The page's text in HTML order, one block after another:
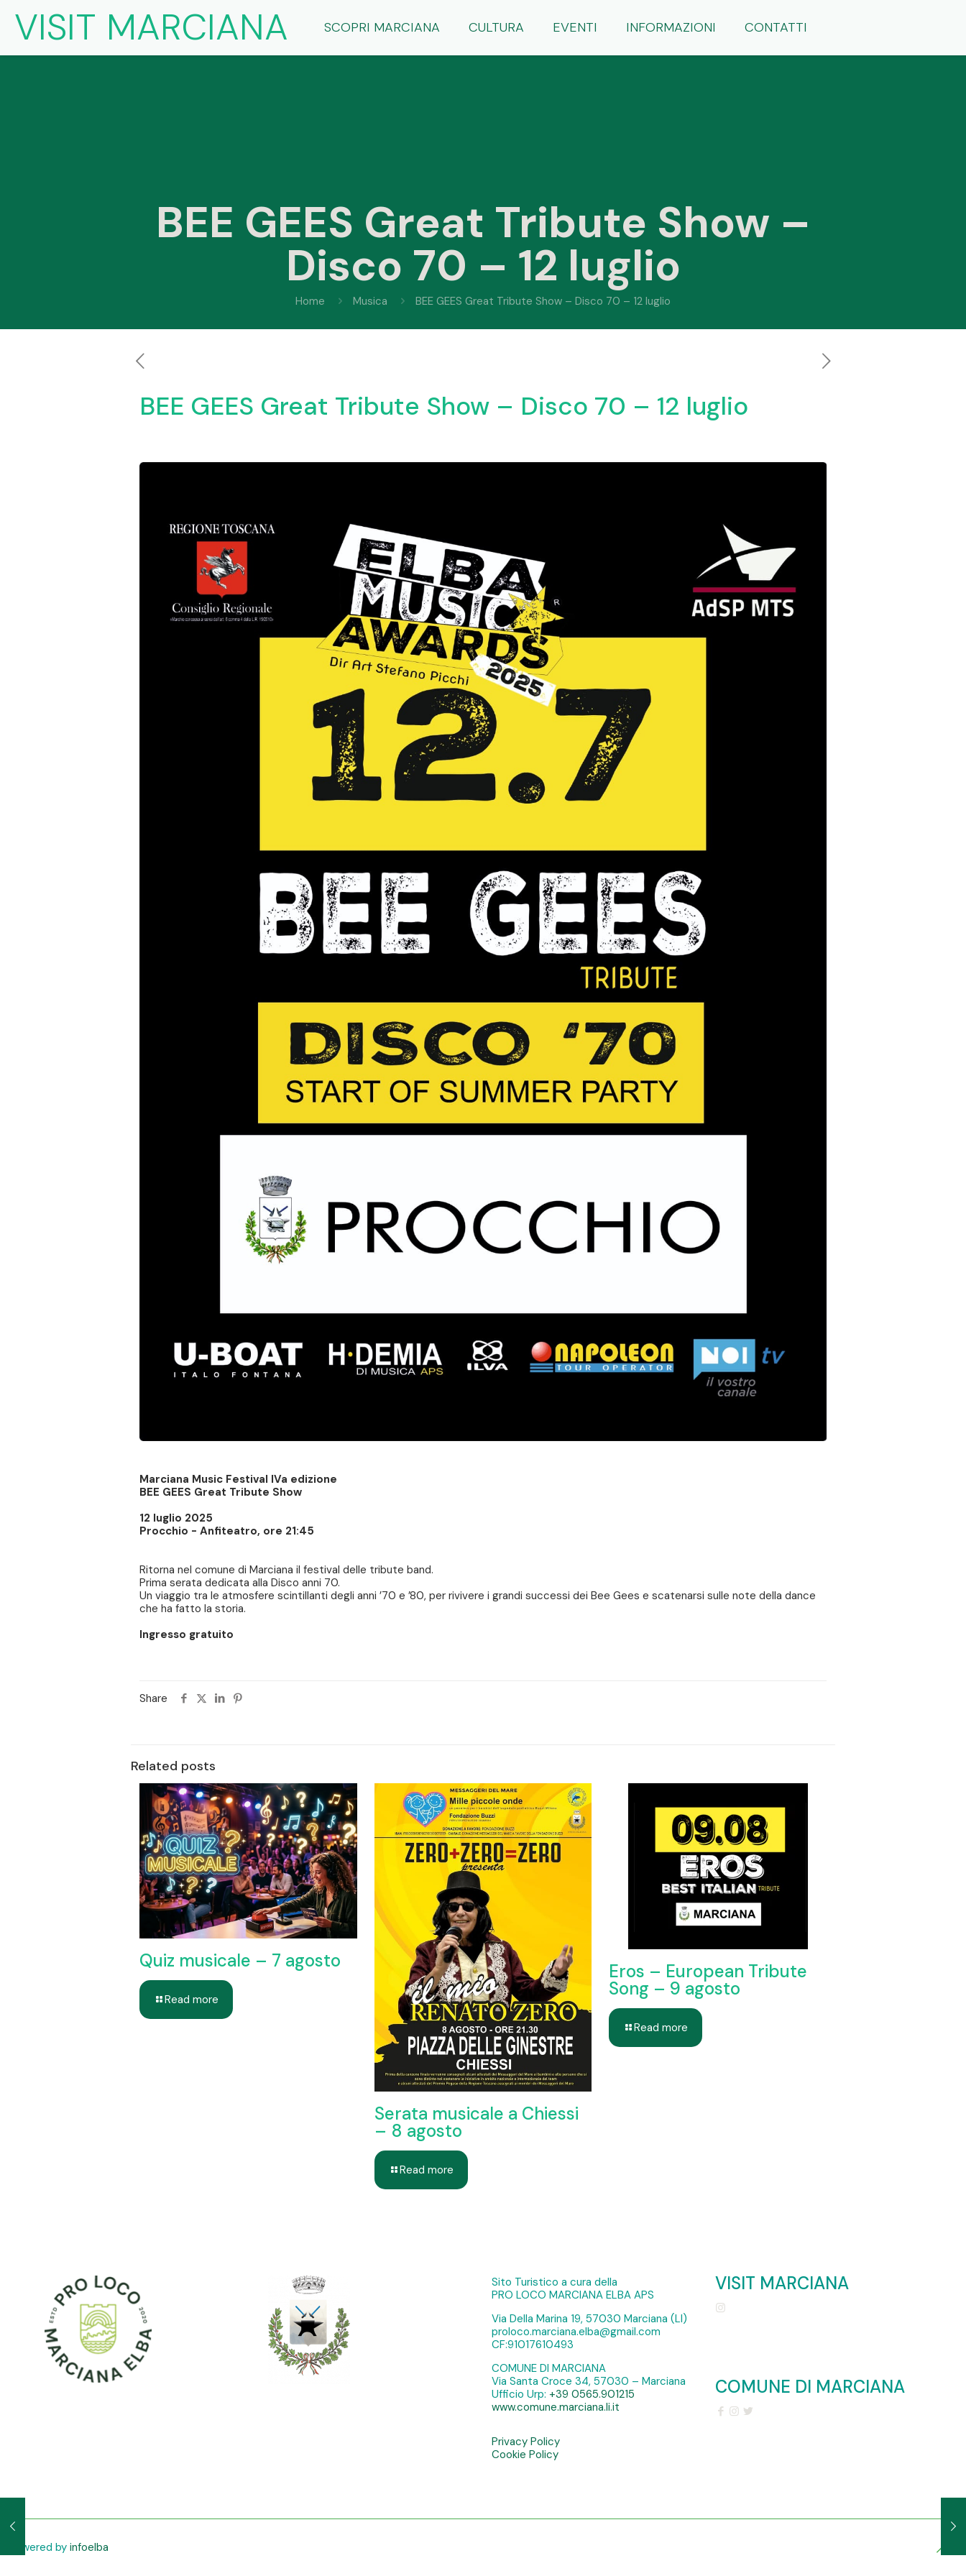
VISIT MARCIANA SCOPRI MARCIANA CULTURA EVENTI INFORMAZIONI CONTATTI
BEE GEES Great Tribute Show –
Disco 70 – 12 luglio
Home Musica BEE GEES Great Tribute Show – Disco 70 – 12 luglio
BEE GEES Great Tribute Show – Disco 70 – 12 luglio
Marciana Music Festival IVa edizione
BEE GEES Great Tribute Show
12 luglio 2025
Procchio - Anfiteatro, ore 21:45
Ritorna nel comune di Marciana il festival delle tribute band.
Prima serata dedicata alla Disco anni 70.
Un viaggio tra le atmosfere scintillanti degli anni ’70 e ’80, per rivivere i grandi successi dei Bee Gees e scatenarsi sulle note della dance
che ha fatto la storia.
Ingresso gratuito
Share
Related posts
Quiz musicale – 7 agosto
Read more
Serata musicale a Chiessi
– 8 agosto
Read more
Eros – European Tribute
Song – 9 agosto
Read more
Sito Turistico a cura della
PRO LOCO MARCIANA ELBA APS
Via Della Marina 19, 57030 Marciana (LI)
proloco.marciana.elba@gmail.com
CF:91017610493
COMUNE DI MARCIANA
Via Santa Croce 34, 57030 – Marciana
Ufficio Urp: +39 0565.901215
www.comune.marciana.li.it
Privacy Policy
Cookie Policy
VISIT MARCIANA
COMUNE DI MARCIANA
powered by infoelba